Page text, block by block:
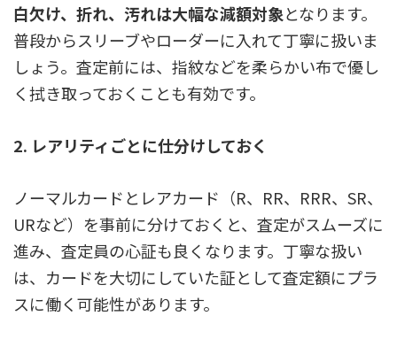
白欠け、折れ、汚れは大幅な減額対象となります。
普段からスリーブやローダーに入れて丁寧に扱いま
しょう。査定前には、指紋などを柔らかい布で優し
く拭き取っておくことも有効です。
2. レアリティごとに仕分けしておく
ノーマルカードとレアカード（R、RR、RRR、SR、
URなど）を事前に分けておくと、査定がスムーズに
進み、査定員の心証も良くなります。 丁寧な扱い
は、カードを大切にしていた証として査定額にプラ
スに働く可能性があります。